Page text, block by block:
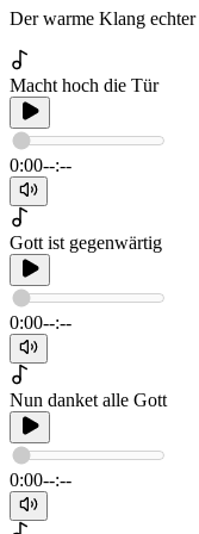
Der warme Klang
Macht hoch die Tür
0:00--:--
Gott ist gegenwärtig
0:00--:--
Nun danket alle Gott
0:00--:--